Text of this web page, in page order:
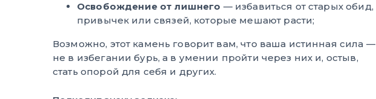
Освобождение от лишнего — избавиться от старых обид,
привычек или связей, которые мешают расти;
Возможно, этот камень говорит вам, что ваша истинная сила —
не в избегании бурь, а в умении пройти через них и, остыв,
стать опорой для себя и других.